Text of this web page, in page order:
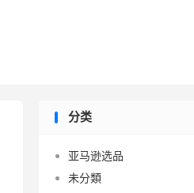
分类
亚马逊选品
未分類